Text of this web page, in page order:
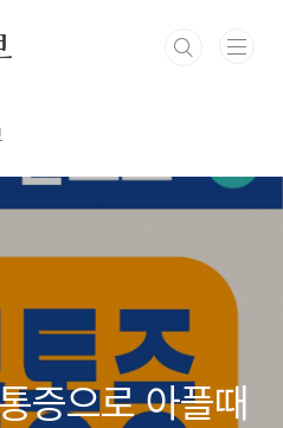
증으로 아플때